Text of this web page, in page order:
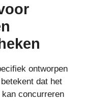
ontworpen
dat het
concurreren